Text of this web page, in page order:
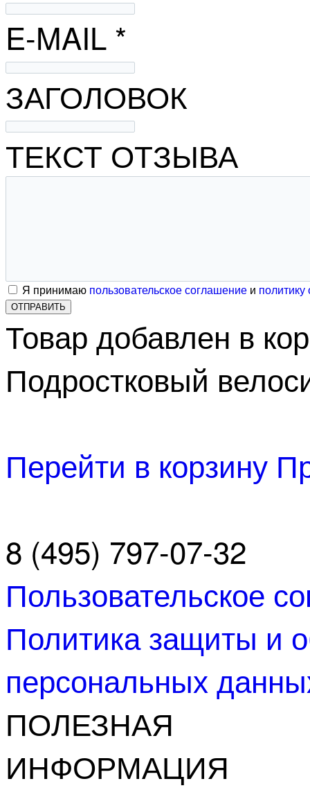
E-MAIL *
ЗАГОЛОВОК
ТЕКСТ ОТЗЫВА
Я принимаю пользовательское соглашение и
ОТПРАВИТЬ
Товар добавлен в
Подростковый
Перейти в корзину
8 (495) 797-07-32
Пользовательское
Политика защиты и
персональных
ПОЛЕЗНАЯ
ИНФОРМАЦИЯ